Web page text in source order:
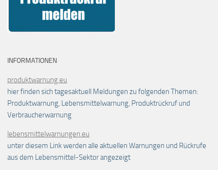
INFORMATIONEN
produktwarnung.eu
hier finden sich tagesaktuell Meldungen zu folgenden Themen:
Produktwarnung, Lebensmittelwarnung, Produktrückruf und
Verbraucherwarnung
lebensmittelwarnungen.eu
unter diesem Link werden alle aktuellen Warnungen und Rückrufe
aus dem Lebensmittel-Sektor angezeigt